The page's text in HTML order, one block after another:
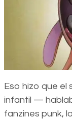
Eso hizo que el
infantil —
fanzines punk,